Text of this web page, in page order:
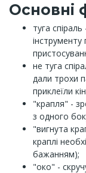
Основні
туга
інструменту
не туга
дали трохи
приклеїли
"крапля" -
з одного
"вигнута
краплі
бажанням);
"око" -